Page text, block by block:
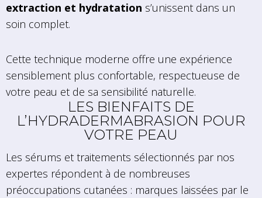
extraction et hydratation s’unissent dans un
soin complet.
Cette technique moderne offre une expérience
sensiblement plus confortable, respectueuse de
votre peau et de sa sensibilité naturelle.
LES BIENFAITS DE
L’HYDRADERMABRASION POUR
VOTRE PEAU
Les sérums et traitements sélectionnés par nos
expertes répondent à de nombreuses
préoccupations cutanées : marques laissées par le